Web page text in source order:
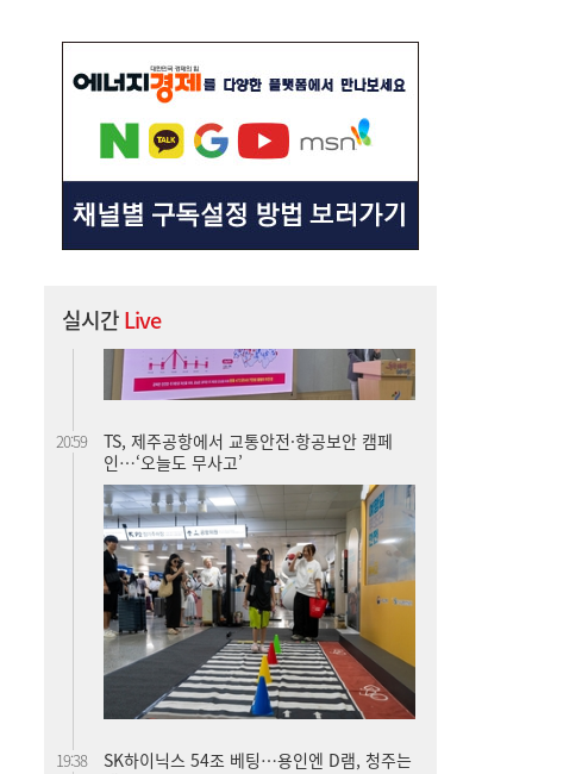
실시간Live
서울시 “정비사업 31만가구 착공해도 이주대
란 없다”…정부에 규제완화 촉구
TS, 제주공항에서 교통안전·항공보안 캠페
인…‘오늘도 무사고’
SK하이닉스 54조 베팅…용인엔 D램, 청주는